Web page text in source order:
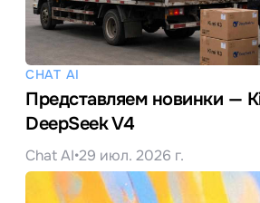
CHAT AI
Представляем новинки —
DeepSeek V4
Chat AI•29 июл. 2026 г.